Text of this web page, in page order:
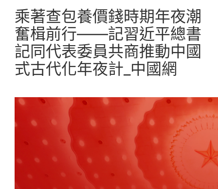
乘著查包養價錢時期年夜潮
奮楫前行——記習近平總書
記同代表委員共商推動中國
式古代化年夜計_中國網